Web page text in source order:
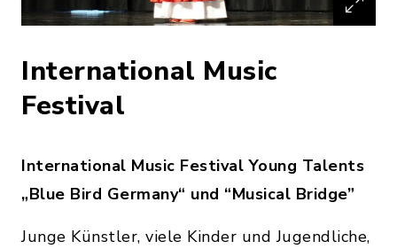
International Music
Festival
International Music Festival Young Talents
„Blue Bird Germany“ und “Musical Bridge”
Junge Künstler, viele Kinder und Jugendliche,